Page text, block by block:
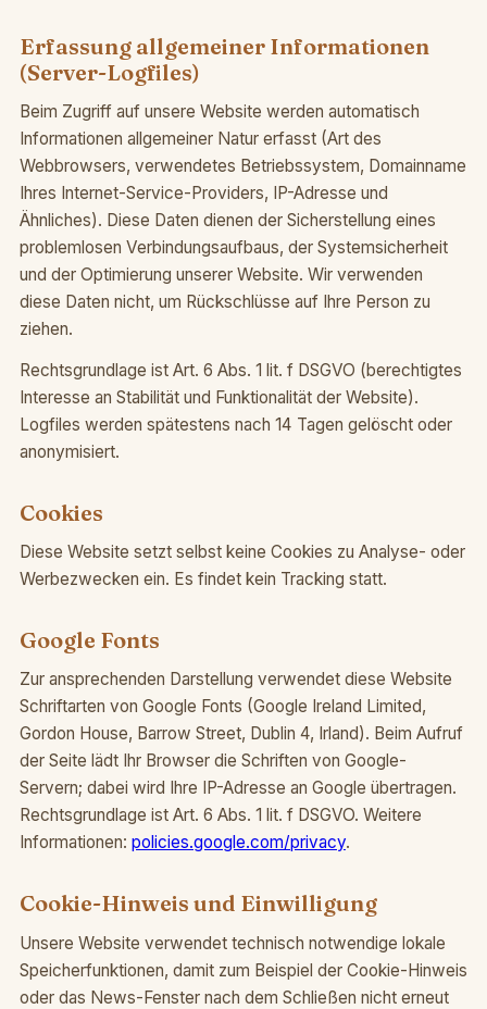
Erfassung allgemeiner Informationen
(Server-Logfiles)
Beim Zugriff auf unsere Website werden automatisch
Informationen allgemeiner Natur erfasst (Art des
Webbrowsers, verwendetes Betriebssystem, Domainname
Ihres Internet-Service-Providers, IP-Adresse und
Ähnliches). Diese Daten dienen der Sicherstellung eines
problemlosen Verbindungsaufbaus, der Systemsicherheit
und der Optimierung unserer Website. Wir verwenden
diese Daten nicht, um Rückschlüsse auf Ihre Person zu
ziehen.
Rechtsgrundlage ist Art. 6 Abs. 1 lit. f DSGVO (berechtigtes
Interesse an Stabilität und Funktionalität der Website).
Logfiles werden spätestens nach 14 Tagen gelöscht oder
anonymisiert.
Cookies
Diese Website setzt selbst keine Cookies zu Analyse- oder
Werbezwecken ein. Es findet kein Tracking statt.
Google Fonts
Zur ansprechenden Darstellung verwendet diese Website
Schriftarten von Google Fonts (Google Ireland Limited,
Gordon House, Barrow Street, Dublin 4, Irland). Beim Aufruf
der Seite lädt Ihr Browser die Schriften von Google-
Servern; dabei wird Ihre IP-Adresse an Google übertragen.
Rechtsgrundlage ist Art. 6 Abs. 1 lit. f DSGVO. Weitere
Informationen: policies.google.com/privacy.
Cookie-Hinweis und Einwilligung
Unsere Website verwendet technisch notwendige lokale
Speicherfunktionen, damit zum Beispiel der Cookie-Hinweis
oder das News-Fenster nach dem Schließen nicht erneut